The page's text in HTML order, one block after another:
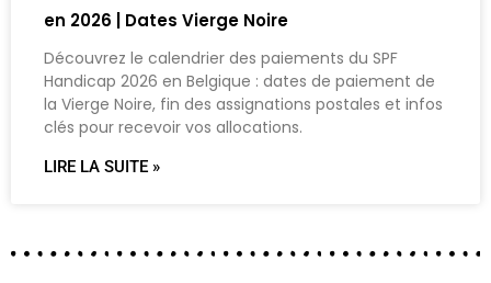
en 2026 | Dates Vierge Noire
Découvrez le calendrier des paiements du SPF
Handicap 2026 en Belgique : dates de paiement de
la Vierge Noire, fin des assignations postales et infos
clés pour recevoir vos allocations.
LIRE LA SUITE »